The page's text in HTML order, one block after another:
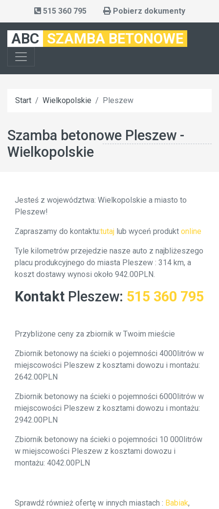
515 360 795 Pobierz dokumenty
ABC SZAMBA BETONOWE
Start Wielkopolskie Pleszew
Szamba betonowe Pleszew -
Wielkopolskie
Jesteś z województwa: Wielkopolskie a miasto to
Pleszew!
Zapraszamy do kontaktu:tutaj lub wyceń produkt online
Tyle kilometrów przejedzie nasze auto z najbliżeszego
placu produkcyjnego do miasta Pleszew : 314 km, a
koszt dostawy wynosi około 942.00PLN.
Kontakt Pleszew: 515 360 795
Przybliżone ceny za zbiornik w Twoim mieście
Zbiornik betonowy na ścieki o pojemności 4000litrów w
miejscowości Pleszew z kosztami dowozu i montażu:
2642.00PLN
Zbiornik betonowy na ścieki o pojemności 6000litrów w
miejscowości Pleszew z kosztami dowozu i montażu:
2942.00PLN
Zbiornik betonowy na ścieki o pojemności 10 000litrów
w miejscowości Pleszew z kosztami dowozu i
montażu: 4042.00PLN
Sprawdź również ofertę w innych miastach : Babiak,